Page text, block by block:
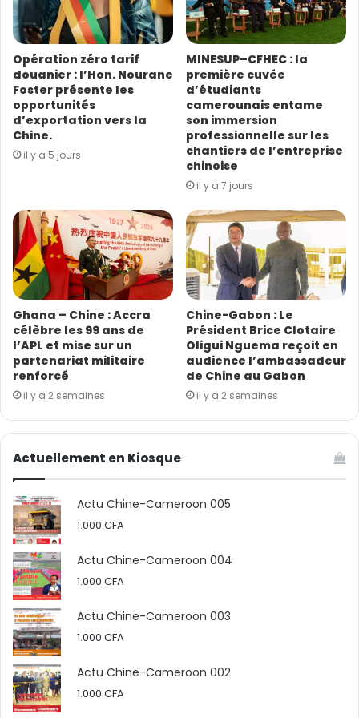
l’Afrique exprime le
nouveau regard d’un monde en pleine évolution. Ce
sont des pays qui veulent
regarder dans une même direction pour la paix, le
développement et
l’environnement. À long terme, je vois que les BRICS
veulent aussi soutenir
l’Afrique dans son épanouissement.
r
e
s
s
e
E
m
a
l
Opération zéro tarif
douanier : l’Hon. Nourane
Foster présente les
opportunités
d’exportation vers la
Chine.
il y a 5 jours
MINESUP–CFHEC : la
première cuvée
d’étudiants
camerounais entame
son immersion
professionnelle sur les
chantiers de l’entreprise
chinoise
il y a 7 jours
Ghana – Chine : Accra
célèbre les 99 ans de
l’APL et mise sur un
partenariat militaire
renforcé
il y a 2 semaines
Chine-Gabon : Le
Président Brice Clotaire
Oligui Nguema reçoit en
audience l’ambassadeur
de Chine au Gabon
il y a 2 semaines
Actuellement en Kiosque
Actu Chine-Cameroon 005
1.000 CFA
Actu Chine-Cameroon 004
1.000 CFA
Actu Chine-Cameroon 003
1.000 CFA
Actu Chine-Cameroon 002
1.000 CFA